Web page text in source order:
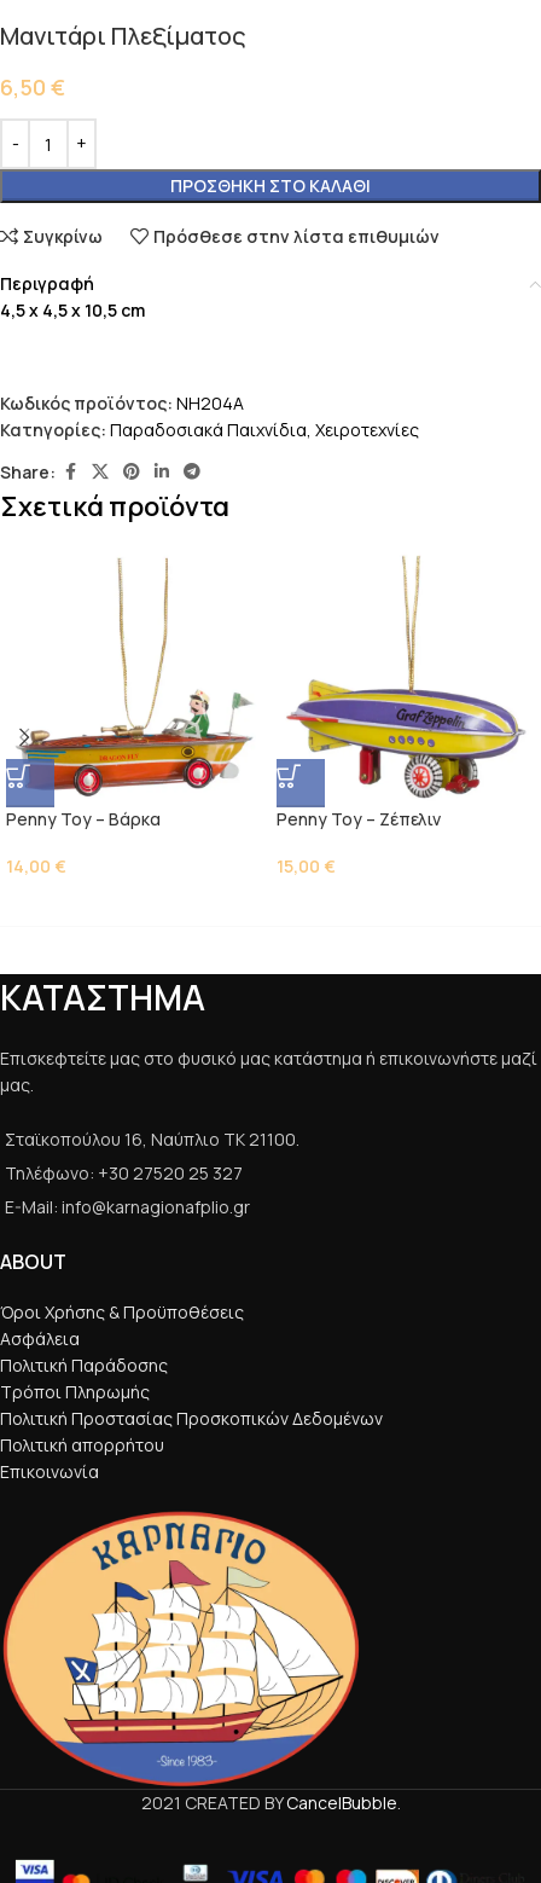
Μανιτάρι Πλεξίματος
6,50 €
ΠΡΟΣΘΉΚΗ ΣΤΟ ΚΑΛΆΘΙ
Συγκρίνω Πρόσθεσε στην λίστα επιθυμιών
Περιγραφή
4,5 x 4,5 x 10,5 cm
Κωδικός προϊόντος: NH204A
Κατηγορίες: Παραδοσιακά Παιχνίδια, Χειροτεχνίες
Share:
Σχετικά προϊόντα
Penny Toy – Βάρκα
14,00 €
Penny Toy – Ζέπελιν
15,00 €
ΚΑΤΑΣΤΗΜΑ
Επισκεφτείτε μας στο φυσικό μας κατάστημα ή επικοινωνήστε μαζί
μας.
Σταϊκοπούλου 16, Ναύπλιο ΤΚ 21100.
Τηλέφωνο: +30 27520 25 327
E-Mail: info@karnagionafplio.gr
ABOUT
Όροι Χρήσης & Προϋποθέσεις
Ασφάλεια
Πολιτική Παράδοσης
Τρόποι Πληρωμής
Πολιτική Προστασίας Προσκοπικών Δεδομένων
Πολιτική απορρήτου
Επικοινωνία
2021 CREATED BYCancelBubble.